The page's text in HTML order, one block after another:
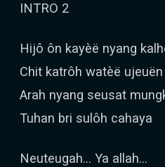
INTRO 2
Hijô ôn kayèë nyang
Chit katrôh watèë
Arah nyang seusat
Tuhan bri sulôh cahaya
Neuteugah... Ya allah...